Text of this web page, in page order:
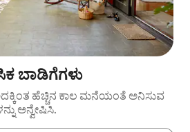
ಬಾಡಿಗೆಗಳು
ಹೆಚ್ಚಿನ ಕಾಲ ಮನೆಯಂತೆ ಅನಿಸುವ
ಅನ್ವೇಷಿಸಿ.